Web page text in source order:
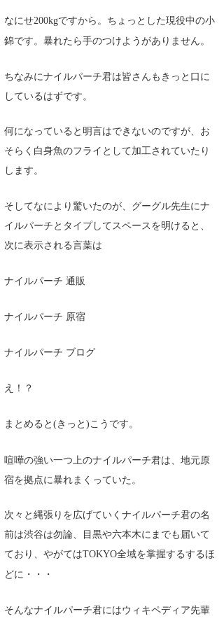
なにせ200kgですから。ちょっとした現役中の小
錦です。暴れたら手のつけようがありません。
ちなみにナイルパーチ君は皆さんもきっと口に
しているはずです。
何になっていると明言はできないのですが、お
そらく白身魚のフライとして加工されていたり
します。
そしてなにより驚いたのが、グーグル先生にナ
イルパーチとタイプしてスペースを明けると、
次に表示される言葉は
ナイルパーチ 通販
ナイルパーチ 原宿
ナイルパーチ ブログ
え！？
まとめると(きっと)こうです。
喧嘩の強い一つ上のナイルパーチ君は、地元原
宿を拠点に暴れまくっていた。
次々と縄張りを広げていくナイルパーチ君の名
前は渋谷は勿論、目黒や六本木にまでも届いて
ており、やがてはTOKYO全域を掌握するするほ
どに・・・
そんなナイルパーチ君にはウィキペディア先輩
SancheZ
ゴン
米山予報士
wanda
予報士 hiro.
banpaku
Romisea